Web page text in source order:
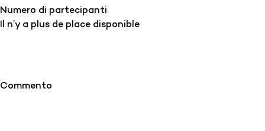
Numero di partecipanti
Il n’y a plus de place disponible
Commento